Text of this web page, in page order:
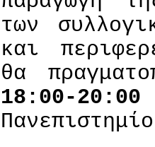
των
και
θα
18:00-